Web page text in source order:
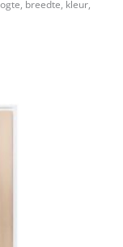
breedte, kleur,